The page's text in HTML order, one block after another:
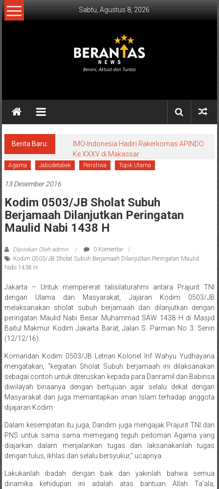
Lompat
ke
Sabtu, Agustus 8, 2026
NEWS
Aktual
Tuntas.
Berita Baru:
IMO-Indonesia Hadiri Rakerkornas APINDO
Ke XXXV di Makassar
Agama Jabodetabek Peristiwa Topik Utama
13 Desember 2016
Kodim 0503/JB Sholat Subuh
Berjamaah Dilanjutkan Peringatan
Maulid Nabi 1438 H
Diposkan Oleh:admin
0 Komentar
Kodim 0503/JB Sholat Subuh Berjamaah Dilanjutkan Peringatan Maulid
Nabi 1438 H
Jakarta – Untuk mempererat talisilaturahmi antara Prajurit TNI
dengan Ulama dan Masyarakat, Jajaran Kodim 0503/JB
melaksanakan sholat subuh berjamaah dan dilanjutkan dengan
peringatan Maulid Nabi Besar Muhammad SAW 1438 H di Masjid
Baitul Makmur Kodim Jakarta Barat, Jalan S. Parman No 3. Senin
(12/12/16).
Komandan Kodim 0503/JB Letnan Kolonel Inf Wahyu Yudhayana
mengatakan, “kegiatan Sholat Subuh berjamaah ini dilaksanakan
sebagai contoh untuk diteruskan kepada para Danramil dan Babinsa
diwilayah binaanya dengan bertujuan agar selalu dekat dengan
Masyarakat dan juga memantapkan iman Islam terhadap anggota
dijajaran Kodim.
Dalam kesempatan itu juga, Dandim juga mengajak Prajurit TNI dan
PNS untuk sama sama memegang teguh pedoman Agama yang
diajarkan dalam menjalankan tugas dan laksanakanlah tugas
dengan tulus, ikhlas dan selalu bersyukur,” ucapnya.
Lakukanlah ibadah dengan baik dan yakinlah bahwa semua
dinamika kehidupan ini adalah atas bantuan Allah Ta’ala,